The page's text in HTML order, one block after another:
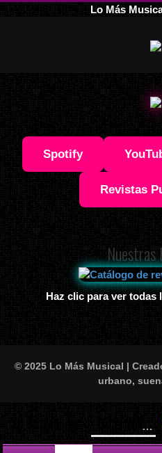
Lo Más
Spotify
Revistas
Nuestras
Haz clic para ver todas
© 2025 Lo Más Musical |
urbano,
LO ÚLTIMO Will Smith